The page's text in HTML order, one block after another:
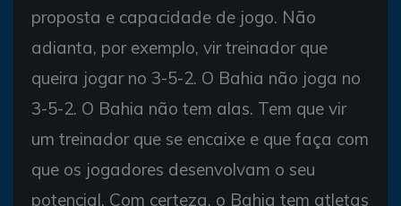
proposta e capacidade de jogo. Não
adianta, por exemplo, vir treinador que
queira jogar no 3-5-2. O Bahia não joga no
3-5-2. O Bahia não tem alas. Tem que vir
um treinador que se encaixe e que faça com
que os jogadores desenvolvam o seu
potencial. Com certeza, o Bahia tem atletas